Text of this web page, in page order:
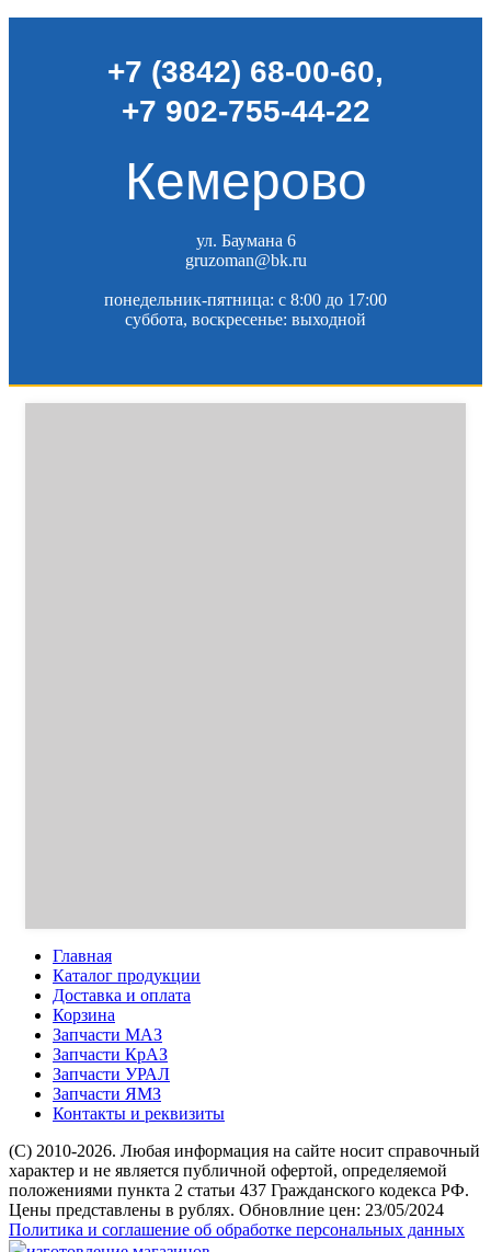
+7 (3842) 68-00-60,
+7 902-755-44-22
Кемерово
ул. Баумана 6
gruzoman@bk.ru
понедельник-пятница: c 8:00 до 17:00
суббота, воскресенье: выходной
Главная
Каталог продукции
Доставка и оплата
Корзина
Запчасти МАЗ
Запчасти КрАЗ
Запчасти УРАЛ
Запчасти ЯМЗ
Контакты и реквизиты
(C) 2010-2026. Любая информация на сайте носит справочный
характер и не является публичной офертой, определяемой
положениями пункта 2 статьи 437 Гражданского кодекса РФ.
Цены представлены в рублях. Обновлние цен: 23/05/2024
Политика и соглашение об обработке персональных данных